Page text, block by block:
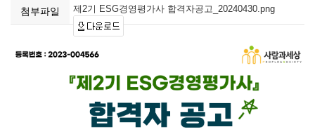
첨부파일 제2기 ESG경영평가사 합격자공고_20240430.png